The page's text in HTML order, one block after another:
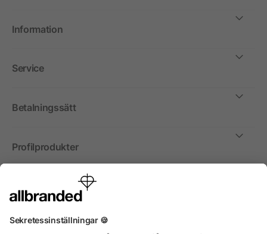
Information
Service
Betalningssätt
Profilprodukter